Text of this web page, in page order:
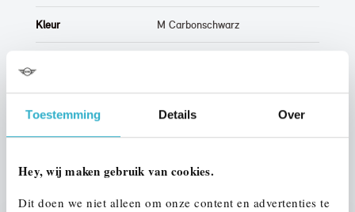
Toestemming Details Over
Hey, wij maken gebruik van cookies.
Dit doen we niet alleen om onze content en advertenties te
Kleur M Carbonschwarz
Btw/Marge BTW